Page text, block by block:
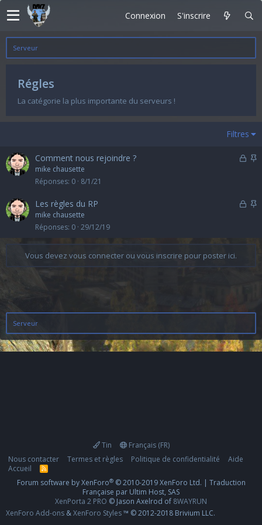
Connexion S'inscrire
Serveur
Régles
La catégorie la plus importante du serveurs !
Filtres
F
é
I
r
t
Comment nous rejoindre ?
mike chausette
Réponses 0 8/1/21
F
é
I
r
Les règles du RP
mike chausette
Réponses 0 29/12/19
Vous devez vous connecter ou vous inscrire pour poster ici.
Serveur
Tin
Français (FR)
Nous contacter
Termes et règles Politique de confidentialité
Aide
Accueil
R
S
S
Forum software by XenForo® © 2010-2019 XenForo Ltd. | Traduction
Française par Ultim Host, SAS
XenPorta 2 PRO © Jason Axelrod of 8WAYRUN
XenForo Add-ons &XenForo Styles™ © 2012-2018 Brivium LLC.